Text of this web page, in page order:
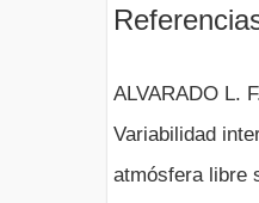
ALVARADO L.
Variabilidad
atmósfera libre